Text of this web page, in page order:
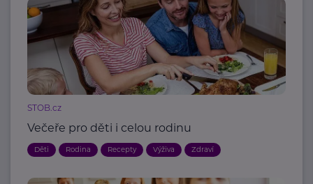
STOB.cz
Večeře pro děti i celou rodinu
Děti Rodina Recepty Výživa Zdraví